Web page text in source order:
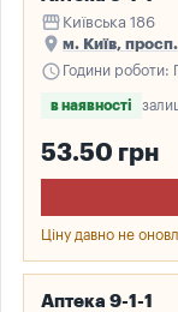
storefront Київська 186
place м. Київ,
schedule Години
в наявності
53.50 грн
Ціну давно не
Аптека 9-1-1